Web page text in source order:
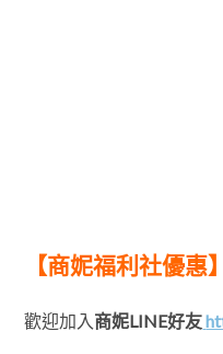
【商妮福利社優惠】
歡迎加入 商妮LINE好友